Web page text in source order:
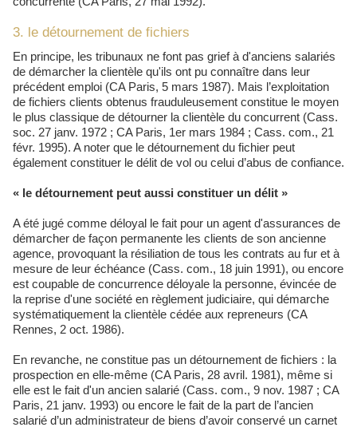
3. le détournement de fichiers
En principe, les tribunaux ne font pas grief à d'anciens salariés
de démarcher la clientèle qu'ils ont pu connaître dans leur
précédent emploi (CA Paris, 5 mars 1987). Mais l’exploitation
de fichiers clients obtenus frauduleusement constitue le moyen
le plus classique de détourner la clientèle du concurrent (Cass.
soc. 27 janv. 1972 ; CA Paris, 1er mars 1984 ; Cass. com., 21
févr. 1995). A noter que le détournement du fichier peut
également constituer le délit de vol ou celui d’abus de confiance.
« le détournement peut aussi constituer un délit »
A été jugé comme déloyal le fait pour un agent d'assurances de
démarcher de façon permanente les clients de son ancienne
agence, provoquant la résiliation de tous les contrats au fur et à
mesure de leur échéance (Cass. com., 18 juin 1991), ou encore
est coupable de concurrence déloyale la personne, évincée de
la reprise d'une société en règlement judiciaire, qui démarche
systématiquement la clientèle cédée aux repreneurs (CA
Rennes, 2 oct. 1986).
En revanche, ne constitue pas un détournement de fichiers : la
prospection en elle-même (CA Paris, 28 avril. 1981), même si
elle est le fait d'un ancien salarié (Cass. com., 9 nov. 1987 ; CA
Paris, 21 janv. 1993) ou encore le fait de la part de l’ancien
salarié d’un administrateur de biens d’avoir conservé un carnet